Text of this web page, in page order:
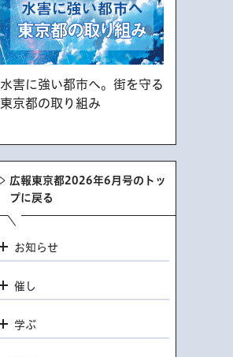
水害に強い都市へ。街を守る
東京都の取り組み
広報東京都2026年6月号のトッ
プに戻る
お知らせ
催し
学ぶ